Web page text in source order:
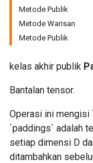
Metode Publik
Metode Warisan
Metode Publik
kelas akhir publik
Bantalan tensor.
Operasi ini mengisi
`paddings` adalah
setiap dimensi D
ditambahkan